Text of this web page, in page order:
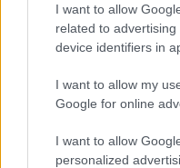
I want to allow
related to
device identifiers in
I want to allow my
Google for online
I want to allow
personalized
Pickuppá alakul az
| 2023.01.29 09:22
A német prémium gyártó
mutatott be, de honnan